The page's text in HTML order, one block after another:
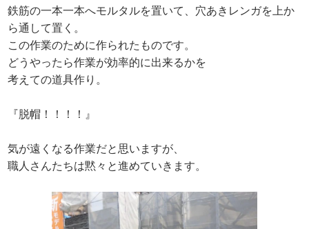
鉄筋の一本一本へモルタルを置いて、穴あきレンガを上か
ら通して置く。
この作業のために作られたものです。
どうやったら作業が効率的に出来るかを
考えての道具作り。
『脱帽！！！！』
気が遠くなる作業だと思いますが、
職人さんたちは黙々と進めていきます。